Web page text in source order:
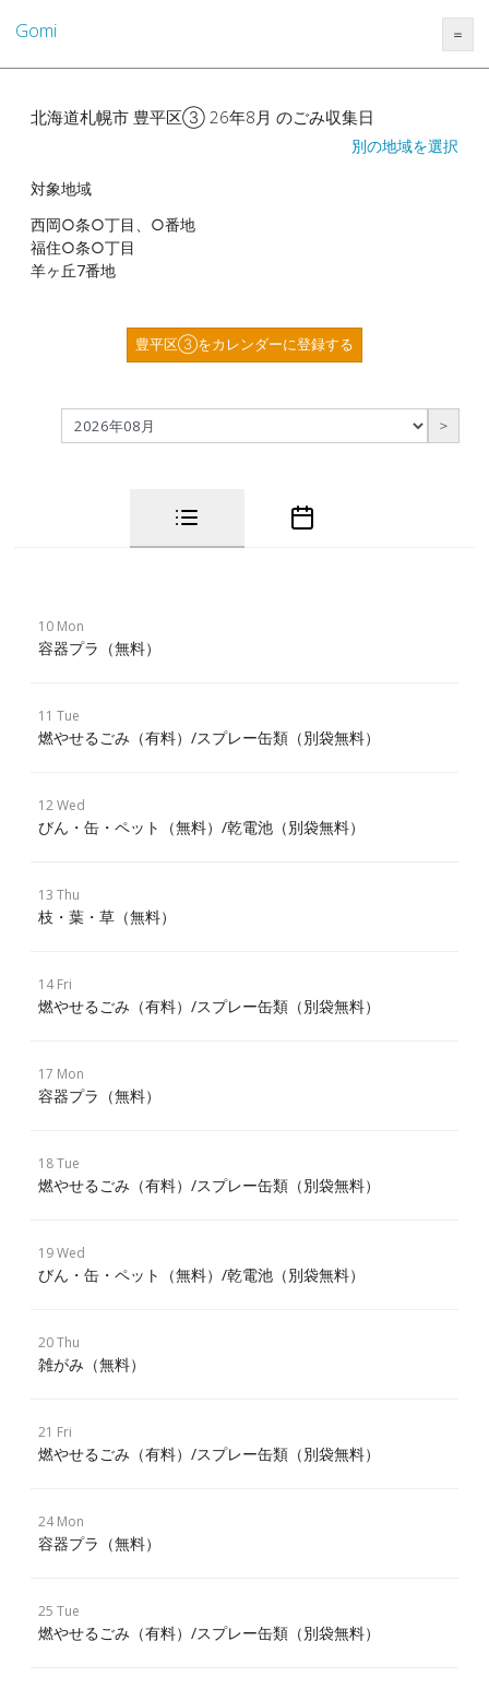
Gomi ＝
北海道札幌市 豊平区③ 26年8月 のごみ収集日
別の地域を選択
対象地域
西岡○条○丁目、○番地
福住○条○丁目
羊ヶ丘7番地
豊平区③をカレンダーに登録する
＞
10 Mon
容器プラ（無料）
11 Tue
燃やせるごみ（有料）/スプレー缶類（別袋無料）
12 Wed
びん・缶・ペット（無料）/乾電池（別袋無料）
13 Thu
枝・葉・草（無料）
14 Fri
燃やせるごみ（有料）/スプレー缶類（別袋無料）
17 Mon
容器プラ（無料）
18 Tue
燃やせるごみ（有料）/スプレー缶類（別袋無料）
19 Wed
びん・缶・ペット（無料）/乾電池（別袋無料）
20 Thu
雑がみ（無料）
21 Fri
燃やせるごみ（有料）/スプレー缶類（別袋無料）
24 Mon
容器プラ（無料）
25 Tue
燃やせるごみ（有料）/スプレー缶類（別袋無料）